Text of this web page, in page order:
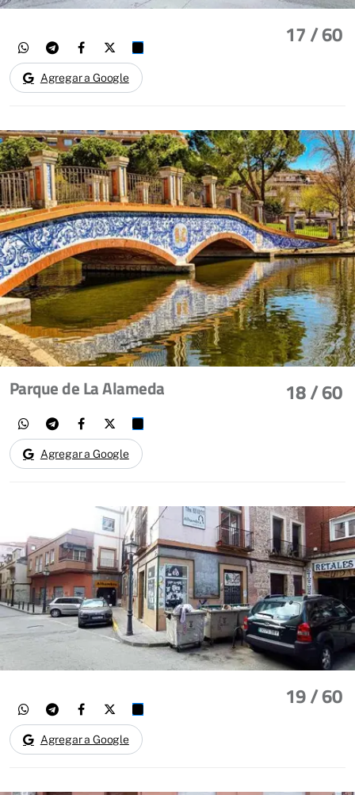
17/ 60
Agregar a Google
18/ 60
Parque de La Alameda
Agregar a Google
19/ 60
Agregar a Google